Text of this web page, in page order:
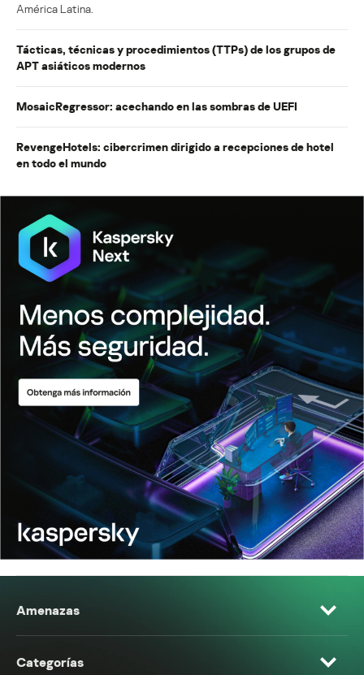
América Latina.
Tácticas, técnicas y procedimientos (TTPs) de los grupos de
APT asiáticos modernos
MosaicRegressor: acechando en las sombras de UEFI
RevengeHotels: cibercrimen dirigido a recepciones de hotel
en todo el mundo
Amenazas
Categorías